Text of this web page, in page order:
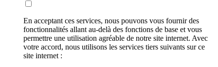
En acceptant ces services, nous pouvons vous fournir des
fonctionnalités allant au-delà des fonctions de base et vous
permettre une utilisation agréable de notre site internet. Avec
votre accord, nous utilisons les services tiers suivants sur ce
site internet :